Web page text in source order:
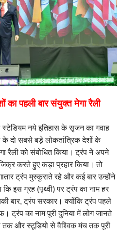
का पहली बार संयुक्त मेगा रैली
नये इतिहास के सृजन का गवाह
के दो सबसे बड़े लोकतांत्रिक देशों के
रैली को संबोधित किया। ट्रंप ने अपने
करते हुए कड़ा प्रहार किया। तो
ट्रंप मुस्कुराते रहे और कई बार उन्होंने
कि इस ग्रह (पृथ्वी) पर ट्रंप का नाम हर
बार, ट्रंप सरकार। क्योंकि ट्रंप पहले
का नाम पूरी दुनिया में लोग जानते
और स्टूडियो से वैश्विक मंच तक पूरी